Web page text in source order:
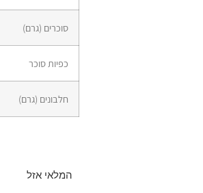
סוכרים (גרם)
כפיות סוכר
חלבונים (גרם)
המלאי אזל